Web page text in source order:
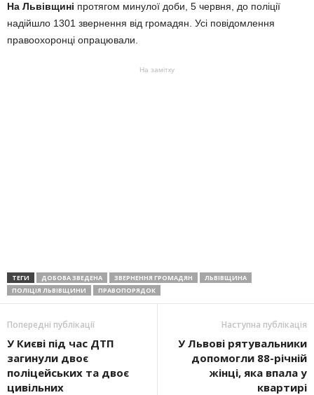
На Львівщині протягом минулої доби, 5 червня, до поліції
надійшло 1301 звернення від громадян. Усі повідомлення
правоохоронці опрацювали.
На замітку
ТЕГИ ДОБОВА ЗВЕДЕНА ЗВЕРНЕННЯ ГРОМАДЯН
ЛЬВІВЩИНА
ПОЛІЦІЯ ЛЬВІВЩИНИ
ПРАВОПОРЯДОК
Попередні публікації
У Києві під час ДТП
загинули двоє
поліцейських та двоє
цивільних
Наступна публікація
У Львові рятувальники
допомогли 88-річній
жінці, яка впала у
квартирі